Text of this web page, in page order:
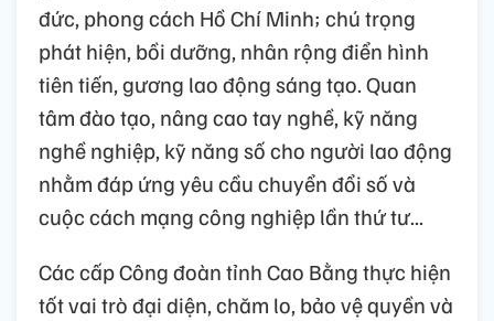
đức, phong cách Hồ Chí Minh; chú trọng
phát hiện, bồi dưỡng, nhân rộng điển hình
tiên tiến, gương lao động sáng tạo. Quan
tâm đào tạo, nâng cao tay nghề, kỹ năng
nghề nghiệp, kỹ năng số cho người lao động
nhằm đáp ứng yêu cầu chuyển đổi số và
cuộc cách mạng công nghiệp lần thứ tư...
Các cấp Công đoàn tỉnh Cao Bằng thực hiện
tốt vai trò đại diện, chăm lo, bảo vệ quyền và